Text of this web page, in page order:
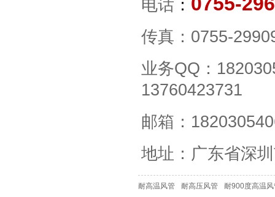
电话 ：
传真：0755-
业务QQ：
13760423731
邮箱：
地址：广东省深
耐高温风管 耐高压风管 耐900度高温风